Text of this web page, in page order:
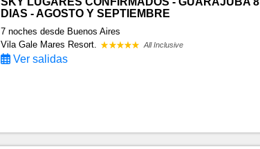
DIAS - AGOSTO Y SEPTIEMBRE
7 noches desde Buenos Aires
Vila Gale Mares Resort.
All Inclusive
Ver salidas